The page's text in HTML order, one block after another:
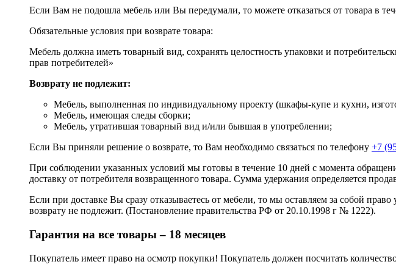
Если Вам не подошла мебель или Вы передумали, то можете отказаться от товара в
Обязательные условия при возврате товара:
Мебель должна иметь товарный вид, сохранять целостность упаковки и
прав потребителей»
Возврату не подлежит:
Мебель, выполненная по индивидуальному проекту (шкафы-купе и кухни,
Мебель, имеющая следы сборки;
Мебель, утратившая товарный вид и/или бывшая в употреблении;
Если Вы приняли решение о возврате, то Вам необходимо связаться по телефону +7
При соблюдении указанных условий мы готовы в течение 10 дней с момента
доставку от потребителя возвращенного товара. Сумма удержания определяется
Если при доставке Вы сразу отказываетесь от мебели, то мы оставляем за собой
возврату не подлежит. (Постановление правительства РФ от 20.10.1998 г № 1222).
Гарантия на все товары – 18 месяцев
Покупатель имеет право на осмотр покупки! Покупатель должен посчитать